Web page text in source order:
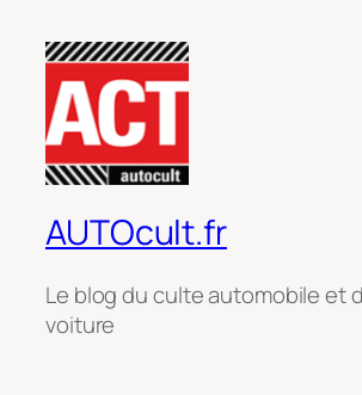
AUTOcult.fr
Le blog du culte automobile et
voiture